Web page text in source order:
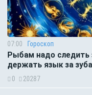
07:00 Гороскоп
Рыбам надо следить
держать язык за
0 20287